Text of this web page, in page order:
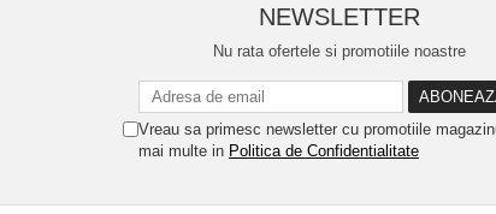
NEWSLETTER
Nu rata ofertele si promotiile noastre
Vreau sa primesc newsletter cu promotiile
mai multe in Politica de Confidentialitate